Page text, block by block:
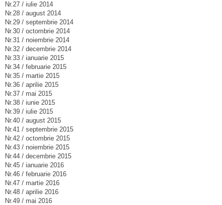
Nr.27 / iulie 2014
Nr.28 / august 2014
Nr.29 / septembrie 2014
Nr.30 / octombrie 2014
Nr.31 / noiembrie 2014
Nr.32 / decembrie 2014
Nr.33 / ianuarie 2015
Nr.34 / februarie 2015
Nr.35 / martie 2015
Nr.36 / aprilie 2015
Nr.37 / mai 2015
Nr.38 / iunie 2015
Nr.39 / iulie 2015
Nr.40 / august 2015
Nr.41 / septembrie 2015
Nr.42 / octombrie 2015
Nr.43 / noiembrie 2015
Nr.44 / decembrie 2015
Nr.45 / ianuarie 2016
Nr.46 / februarie 2016
Nr.47 / martie 2016
Nr.48 / aprilie 2016
Nr.49 / mai 2016